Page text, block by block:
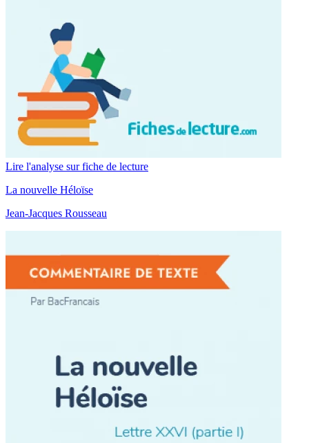
Lire l'analyse sur fiche de lecture
La nouvelle Héloïse
Jean-Jacques Rousseau